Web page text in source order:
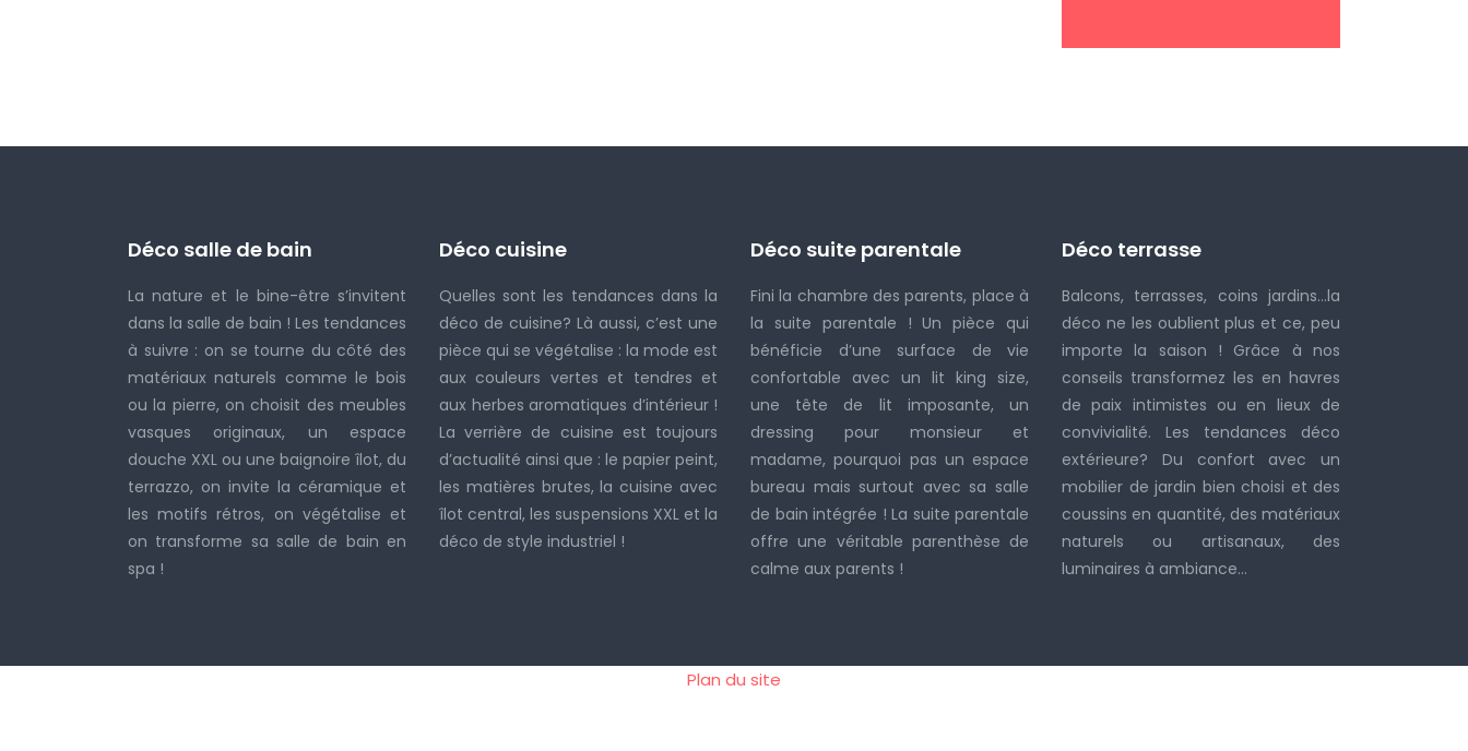
Déco salle de bain
La nature et le bine-être s’invitent
dans la salle de bain ! Les tendances
à suivre : on se tourne du côté des
matériaux naturels comme le bois
ou la pierre, on choisit des meubles
vasques originaux, un espace
douche XXL ou une baignoire îlot, du
terrazzo, on invite la céramique et
les motifs rétros, on végétalise et
on transforme sa salle de bain en
spa !
Déco cuisine
Quelles sont les tendances dans la
déco de cuisine? Là aussi, c’est une
pièce qui se végétalise : la mode est
aux couleurs vertes et tendres et
aux herbes aromatiques d’intérieur !
La verrière de cuisine est toujours
d’actualité ainsi que : le papier peint,
les matières brutes, la cuisine avec
îlot central, les suspensions XXL et la
déco de style industriel !
Déco suite parentale
Fini la chambre des parents, place à
la suite parentale ! Un pièce qui
bénéficie d’une surface de vie
confortable avec un lit king size,
une tête de lit imposante, un
dressing pour monsieur et
madame, pourquoi pas un espace
bureau mais surtout avec sa salle
de bain intégrée ! La suite parentale
offre une véritable parenthèse de
calme aux parents !
Déco terrasse
Balcons, terrasses, coins jardins…la
déco ne les oublient plus et ce, peu
importe la saison ! Grâce à nos
conseils transformez les en havres
de paix intimistes ou en lieux de
convivialité. Les tendances déco
extérieure? Du confort avec un
mobilier de jardin bien choisi et des
coussins en quantité, des matériaux
naturels ou artisanaux, des
luminaires à ambiance…
Plan du site